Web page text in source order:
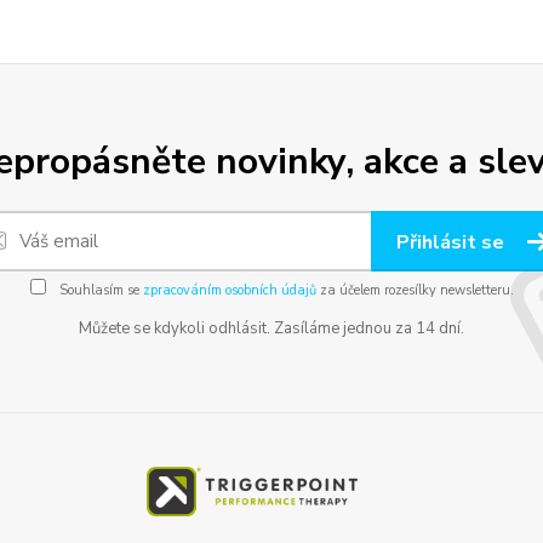
novinky, akce a
Přihlásit se
Souhlasím se zpracováním osobních údajůza účelem rozesílky newsletteru.
Můžete se kdykoli odhlásit. Zasíláme jednou za 14 dní.